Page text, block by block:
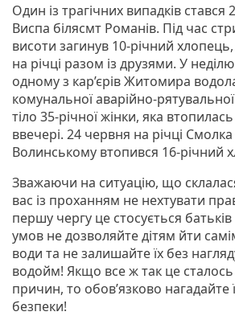
Один із трагічних випадків стався
Виспа білясмт Романів. Під час
висоти загинув 10-річний
на річці разом із друзями. У
одному з кар’єрів Житомира
комунальної аварійно-
тіло 35-річної жінки, яка
ввечері. 24 червня на річці
Волинському втопився 16-річний
Зважаючи на ситуацію, що
вас із проханням не нехтувати
першу чергу це стосується батьків
умов не дозволяйте дітям йти
води та не залишайте їх без
водойм! Якщо все ж так це сталось
причин, то обов’язково нагадайте
безпеки!